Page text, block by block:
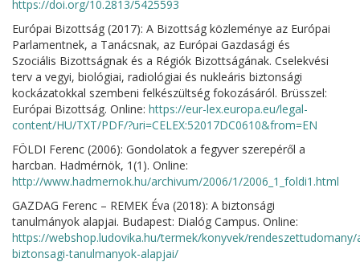
https://doi.org/10.2813/5425593
Európai Bizottság (2017): A Bizottság közleménye az Európai
Parlamentnek, a Tanácsnak, az Európai Gazdasági és
Szociális Bizottságnak és a Régiók Bizottságának. Cselekvési
terv a vegyi, biológiai, radiológiai és nukleáris biztonsági
kockázatokkal szembeni felkészültség fokozásáról. Brüsszel:
Európai Bizottság. Online: https://eur-lex.europa.eu/legal-
content/HU/TXT/PDF/?uri=CELEX:52017DC0610&from=EN
FÖLDI Ferenc (2006): Gondolatok a fegyver szerepéről a
harcban. Hadmérnök, 1(1). Online:
http://www.hadmernok.hu/archivum/2006/1/2006_1_foldi1.html
GAZDAG Ferenc – REMEK Éva (2018): A biztonsági
tanulmányok alapjai. Budapest: Dialóg Campus. Online:
https://webshop.ludovika.hu/termek/konyvek/rendeszettudomany/
biztonsagi-tanulmanyok-alapjai/